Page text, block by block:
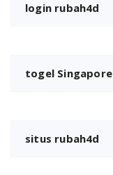
login rubah4d
togel Singapore
situs rubah4d